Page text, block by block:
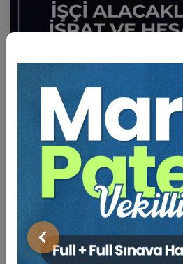
Önceki
Sertifika Tekrar İzle Ekli
İşçilik Alacaklarında İspat ve
Paketi (6 Eğitim)
15 EYLÜL 2026
Eğitim Tarihi
18:59
Eğitim Saati